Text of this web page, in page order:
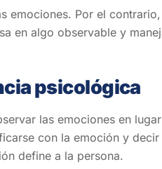
Por el
en algo observable y
psicológica
las emociones en
con la emoción y
define a la persona.